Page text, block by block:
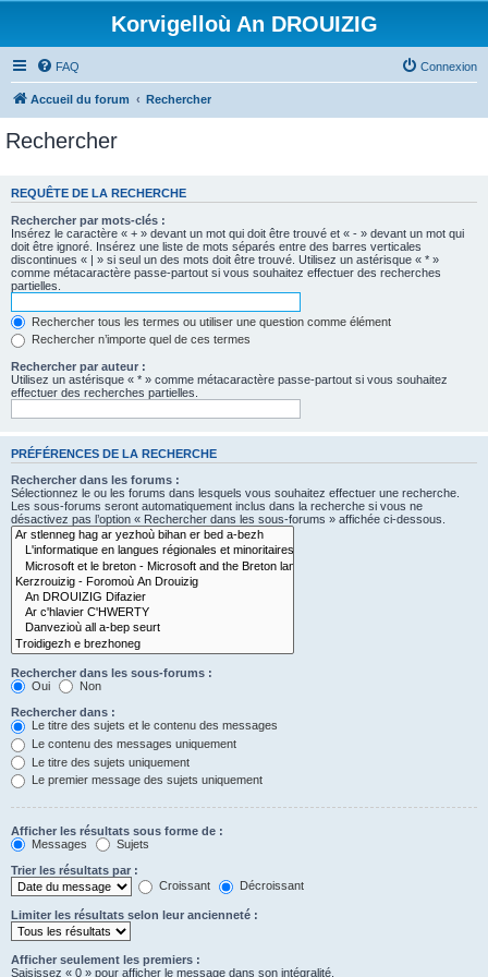
Korvigelloù An DROUIZIG
FAQ Connexion
Accueil du forum Rechercher
Rechercher
REQUÊTE DE LA RECHERCHE
Rechercher par mots-clés :
Insérez le caractère « + » devant un mot qui doit être trouvé et « - » devant un mot qui
doit être ignoré. Insérez une liste de mots séparés entre des barres verticales
discontinues « | » si seul un des mots doit être trouvé. Utilisez un astérisque « * »
comme métacaractère passe-partout si vous souhaitez effectuer des recherches
partielles.
Rechercher tous les termes ou utiliser une question comme élément
Rechercher n’importe quel de ces termes
Rechercher par auteur :
Utilisez un astérisque « * » comme métacaractère passe-partout si vous souhaitez
effectuer des recherches partielles.
PRÉFÉRENCES DE LA RECHERCHE
Rechercher dans les forums :
Sélectionnez le ou les forums dans lesquels vous souhaitez effectuer une recherche.
Les sous-forums seront automatiquement inclus dans la recherche si vous ne
désactivez pas l’option « Rechercher dans les sous-forums » affichée ci-dessous.
Rechercher dans les sous-forums :
Oui
Non
Rechercher dans :
Le titre des sujets et le contenu des messages
Le contenu des messages uniquement
Le titre des sujets uniquement
Le premier message des sujets uniquement
Afficher les résultats sous forme de :
Messages
Sujets
Trier les résultats par :
Croissant
Décroissant
Limiter les résultats selon leur ancienneté :
Afficher seulement les premiers :
Saisissez « 0 » pour afficher le message dans son intégralité.